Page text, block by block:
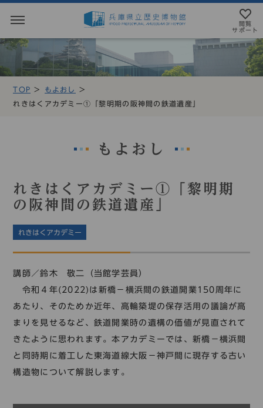
TOP
もよおし
れきはくアカデミー①「黎明期の阪神間の鉄道遺産」
もよおし
れきはくアカデミー①「黎明期
の阪神間の鉄道遺産」
れきはくアカデミー
講師／鈴木 敬二（当館学芸員）
令和４年(2022)は新橋－横浜間の鉄道開業150周年に
あたり、そのためか近年、高輪築堤の保存活用の議論が高
まりを見せるなど、鉄道開業時の遺構の価値が見直されて
きたように思われます。本アカデミーでは、新橋－横浜間
と同時期に着工した東海道線大阪－神戸間に現存する古い
構造物について解説します。
閲覧
サポート
MENU
アクセス
展示・展覧会
もよおし
読む・調べる
新着情報
閲覧サポート
テキストにルビを振ることができます
文字サイズ設定
標準 青 黒 黄
日本語 English 中文簡体 한국어